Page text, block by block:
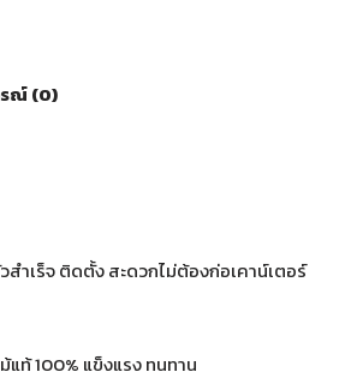
ณ์ (0)
ำเร็จ ติดตั้ง สะดวกไม่ต้องก่อเคาน์เตอร์
ท้ 100% แข็งแรง ทนทาน